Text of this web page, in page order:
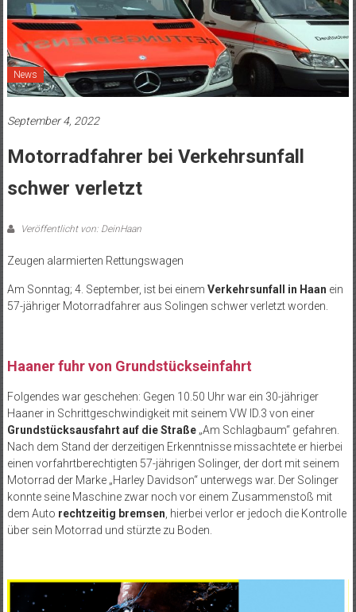
News
September 4, 2022
Motorradfahrer bei Verkehrsunfall
schwer verletzt
Veröffentlicht von: DeinHaan
Zeugen alarmierten Rettungswagen
Am Sonntag; 4. September, ist bei einem Verkehrsunfall in Haan ein
57-jähriger Motorradfahrer aus Solingen schwer verletzt worden.
Haaner fuhr von Grundstückseinfahrt
Folgendes war geschehen: Gegen 10.50 Uhr war ein 30-jähriger
Haaner in Schrittgeschwindigkeit mit seinem VW ID.3 von einer
Grundstücksausfahrt auf die Straße„Am Schlagbaum“ gefahren.
Nach dem Stand der derzeitigen Erkenntnisse missachtete er hierbei
einen vorfahrtberechtigten 57-jährigen Solinger, der dort mit seinem
Motorrad der Marke „Harley Davidson“ unterwegs war. Der Solinger
konnte seine Maschine zwar noch vor einem Zusammenstoß mit
dem Auto rechtzeitig bremsen , hierbei verlor er jedoch die Kontrolle
über sein Motorrad und stürzte zu Boden.